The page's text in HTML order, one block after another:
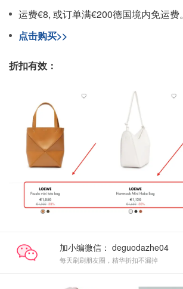
运费€8, 或订单满€200德国境内免运费。
点击购买>>
折扣有效：
加小编微信：
每天刷刷朋友圈，精华折扣不漏掉